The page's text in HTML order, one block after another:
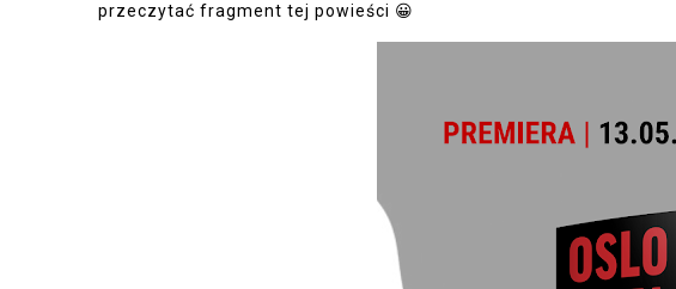
przeczytać fragment tej powieści 😀